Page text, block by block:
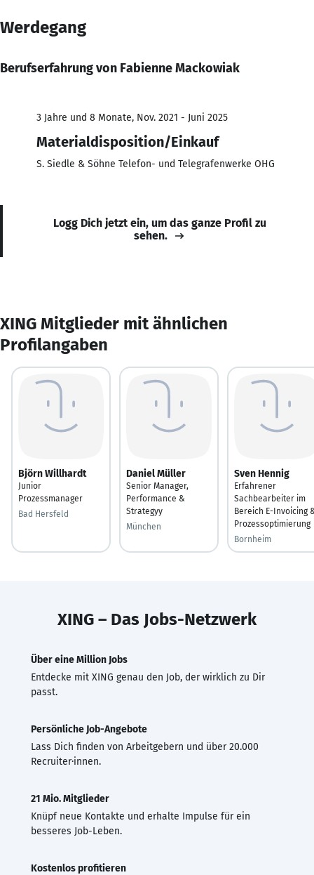
Werdegang
Berufserfahrung von Fabienne Mackowiak
3 Jahre und 8 Monate, Nov. 2021 - Juni 2025
Materialdisposition/Einkauf
S. Siedle & Söhne Telefon- und Telegrafenwerke OHG
Logg Dich jetzt ein, um das ganze Profil zu
sehen.
XING Mitglieder mit ähnlichen
Profilangaben
Björn Willhardt
Junior
Prozessmanager
Bad Hersfeld
Daniel Müller
Senior Manager,
Performance &
Strategyy
München
Sven Hennig
Erfahrener
Sachbearbeiter im
Bereich E-Invoicing
Prozessoptimierung
Bornheim
XING – Das Jobs-Netzwerk
Über eine Million Jobs
Entdecke mit XING genau den Job, der wirklich zu Dir
passt.
Persönliche Job-Angebote
Lass Dich finden von Arbeitgebern und über 20.000
Recruiter·innen.
21 Mio. Mitglieder
Knüpf neue Kontakte und erhalte Impulse für ein
besseres Job-Leben.
Kostenlos profitieren